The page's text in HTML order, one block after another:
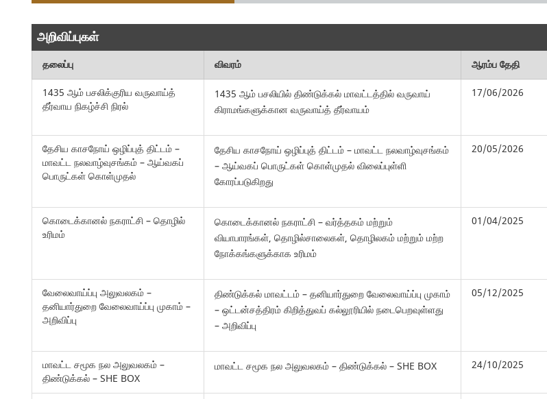
அறிவிப்புகள்
தலைப்பு விவரம் ஆரம்ப தேதி
1435 ஆம் பசலிக்குரிய வருவாய்த்
தீர்வாய நிகழ்ச்சி நிரல்
1435 ஆம் பசலியில் திண்டுக்கல் மாவட்டத்தில் வருவாய்
கிராமங்களுக்கான வருவாய்த் தீர்வாயம்
17/06/2026
தேசிய காசநோய் ஒழிப்புத் திட்டம் –
மாவட்ட நலவாழ்வுசங்கம் – ஆய்வகப்
பொருட்கள் கொள்முதல்
தேசிய காசநோய் ஒழிப்புத் திட்டம் – மாவட்ட நலவாழ்வுசங்கம்
– ஆய்வகப் பொருட்கள் கொள்முதல் விலைப்புள்ளி
கோரப்படுகிறது
20/05/2026
கொடைக்கானல் நகராட்சி – தொழில்
உரிமம்
கொடைக்கானல் நகராட்சி – வர்த்தகம் மற்றும்
வியாபாரங்கள், தொழில்சாலைகள், தொழிலகம் மற்றும் மற்ற
நோக்கங்களுக்காக உரிமம்
01/04/2025
வேலைவாய்ப்பு அலுவலகம் –
தனியார்துறை வேலைவாய்ப்பு முகாம் –
அறிவிப்பு
திண்டுக்கல் மாவட்டம் – தனியார்துறை வேலைவாய்ப்பு முகாம்
– ஒட்டன்சத்திரம் கிறித்துவப் கல்லூரியில் நடைபெறவுள்ளது
– அறிவிப்பு
05/12/2025
மாவட்ட சமூக நல அலுவலகம் –
திண்டுக்கல் – SHE BOX
மாவட்ட சமூக நல அலுவலகம் – திண்டுக்கல் – SHE BOX 24/10/2025